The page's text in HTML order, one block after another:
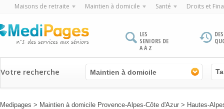
Maisons de retraite Maintien à domicile Santé Droits et
LES
SENIORS DE
A À Z
Votre recherche Maintien à domicile
Medipages > Maintien à domicile Provence-Alpes-Côte d'Azur > Hautes-